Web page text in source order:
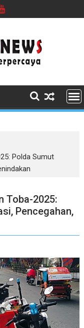
Polda Sumut
Toba-2025:
Pencegahan,